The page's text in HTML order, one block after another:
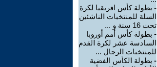
- بطولة كأس افريقيا لكرة
السلة للمنتخبات الناشئين
تحت 16 سنة و ...
- بطولة كأس أمم أوروبا
السادسة عشر لكرة القدم
للمنتخبات الرجال ...
- بطولة الكأس الفضية